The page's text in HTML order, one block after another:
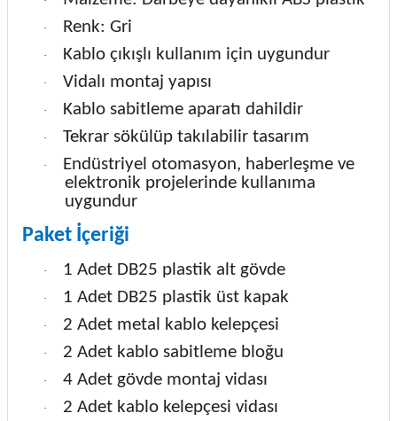
· Renk: Gri
· Kablo çıkışlı kullanım için uygundur
· Vidalı montaj yapısı
· Kablo sabitleme aparatı dahildir
· Tekrar sökülüp takılabilir tasarım
·
Endüstriyel otomasyon, haberleşme ve
elektronik projelerinde kullanıma
uygundur
Paket İçeriği
· 1 Adet DB25 plastik alt gövde
· 1 Adet DB25 plastik üst kapak
· 2 Adet metal kablo kelepçesi
· 2 Adet kablo sabitleme bloğu
· 4 Adet gövde montaj vidası
· 2 Adet kablo kelepçesi vidası